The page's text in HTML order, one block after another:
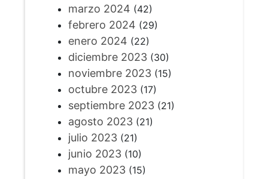
marzo 2024 (42)
febrero 2024 (29)
enero 2024 (22)
diciembre 2023(30)
noviembre 2023(15)
octubre 2023(17)
septiembre 2023(21)
agosto 2023(21)
julio 2023(21)
junio 2023(10)
mayo 2023(15)